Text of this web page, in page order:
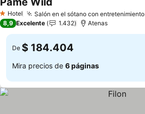
1 Estrellas
Hotel Salón en el sótano con entretenimiento
8,9 Excelente 1.432 Atenas
De $ 184.404
Mira precios de 6 páginas